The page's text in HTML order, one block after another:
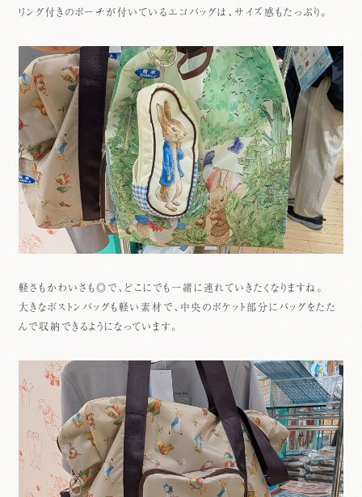
リング付きのポーチが付いているエコバッグは、サイズ感もたっぷり。
軽さもかわいさも◎で、どこにでも一緒に連れていきたくなりますね。
大きなボストンバッグも軽い素材で、中央のポケット部分にバッグをたた
んで収納できるようになっています。